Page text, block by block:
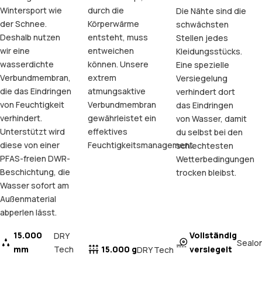
Wintersport wie
der Schnee.
Deshalb nutzen
wir eine
wasserdichte
Verbundmembran,
die das Eindringen
von Feuchtigkeit
verhindert.
Unterstützt wird
diese von einer
PFAS-freien DWR-
Beschichtung, die
Wasser sofort am
Außenmaterial
abperlen lässt.
15.000
mm
DRY
Tech
durch die
Körperwärme
entsteht, muss
entweichen
können. Unsere
extrem
atmungsaktive
Verbundmembran
gewährleistet ein
effektives
Feuchtigkeitsmanagement.
15.000 gDRY Tech
Die Nähte sind die
schwächsten
Stellen jedes
Kleidungsstücks.
Eine spezielle
Versiegelung
verhindert dort
das Eindringen
von Wasser, damit
du selbst bei den
schlechtesten
Wetterbedingungen
trocken bleibst.
Vollständig
versiegelt